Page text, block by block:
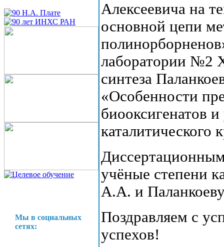
Мы в социальных
сетях:
Алексеевича на
основной цепи
лаборатории №2
синтеза
«Особенности
биооксигенатов
каталитического
учёные степени
А.А. и
Поздравляем с
успехов!